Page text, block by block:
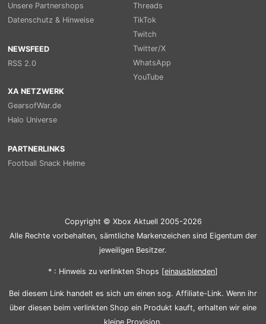
Unsere Partnershops
Datenschutz & Hinweise
NEWSFEED
RSS 2.0
Threads
TikTok
Twitch
Twitter/X
WhatsApp
YouTube
XA NETZWERK
GearsofWar.de
Halo Universe
PARTNERLINKS
Football Snack Helme
Copyright © Xbox Aktuell 2005-2026
Alle Rechte vorbehalten, sämtliche Markenzeichen sind Eigentum der
jeweiligen Besitzer.
* : Hinweis zu verlinkten Shops [einausblenden]
Bei diesem Link handelt es sich um einen sog. Affiliate-Link. Wenn ihr
über diesen beim verlinkten Shop ein Produkt kauft, erhalten wir eine
kleine Provision.